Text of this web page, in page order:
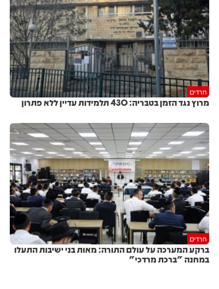
חרדים
מרוץ נגד הזמן בטבריה: 430 תלמידות עדיין ללא פתרון
חרדים
ברקע המערכה על עולם התורה: מאות בני ישיבות התעלו
במחנה "ברכת מרדכי"